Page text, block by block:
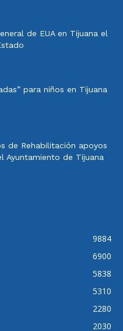
de EUA en Tijuana el
para niños en Tijuana
de Rehabilitación apoyos
Ayuntamiento de Tijuana
9884
6900
5838
5310
2280
2030